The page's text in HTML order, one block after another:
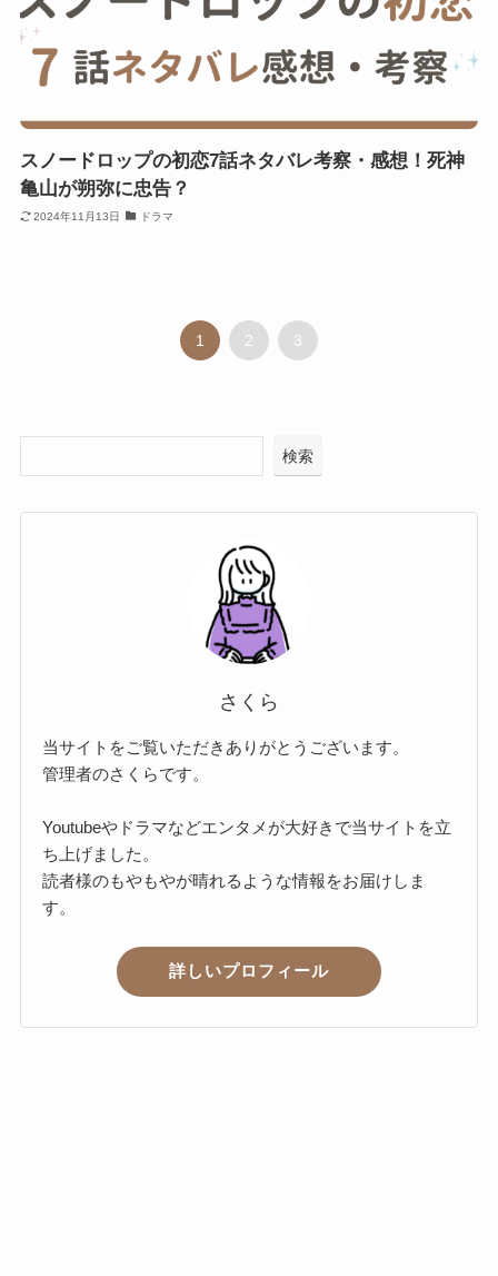
スノードロップの初恋7話ネタバレ考察・感想！死神
亀山が朔弥に忠告？
2024年11月13日 ドラマ
1 2 3
検索
さくら
当サイトをご覧いただきありがとうございます。
管理者のさくらです。
Youtubeやドラマなどエンタメが大好きで当サイトを立
ち上げました。
読者様のもやもやが晴れるような情報をお届けしま
す。
詳しいプロフィール